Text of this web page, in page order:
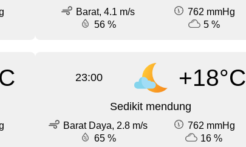
Barat, 4.1 m/s
762 mmHg
56 %
5 %
23:00 +18°C
Sedikit mendung
Barat Daya, 2.8 m/s
762 mmHg
65 %
16 %